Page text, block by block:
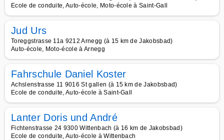
Ecole de conduite, Auto-école, Moto-école à Saint-Gall
Jud Urs
Toreggstrasse 11a 9212 Arnegg (à 15 km de Jakobsbad)
Auto-école, Moto-école à Arnegg
Fahrschule Daniel Koster
Achslenstrasse 11 9016 St gallen (à 15 km de Jakobsbad)
Ecole de conduite, Auto-école à Saint-Gall
Lanter Doris und André
Fichtenstrasse 24 9300 Wittenbach (à 16 km de Jakobsbad)
Ecole de conduite, Auto-école à Wittenbach